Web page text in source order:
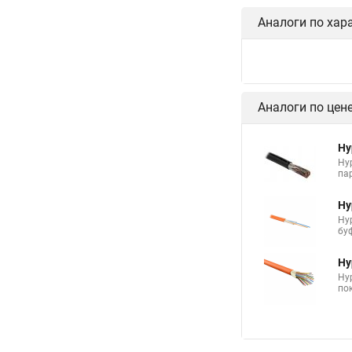
Аналоги по
Аналоги по